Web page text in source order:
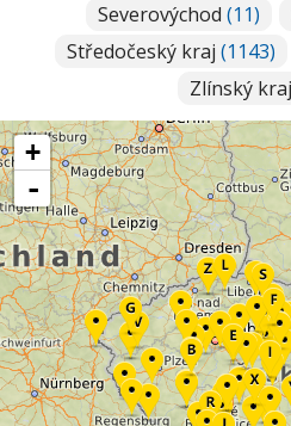
Severovýchod (11)
Středočeský kraj (1143)
Zlínský kraj
+
-